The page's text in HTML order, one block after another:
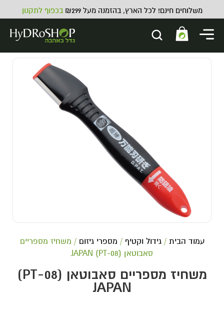
משלוחים חינם! לכל הארץ, בהזמנה מעל ₪299 בכפוף לתקנון
עמוד הבית /גידול וקטיף / מספרי גיזום / משחיז מספריים
סאבוטאן (PT-08) JAPAN
משחיז מספריים סאבוטאן (PT-08)
JAPAN
דשן מינרלי למצעי קוקוס Bio Nova
Coco Forte A+B - 5 ליטר + 5 ליטר
₪ 320.00